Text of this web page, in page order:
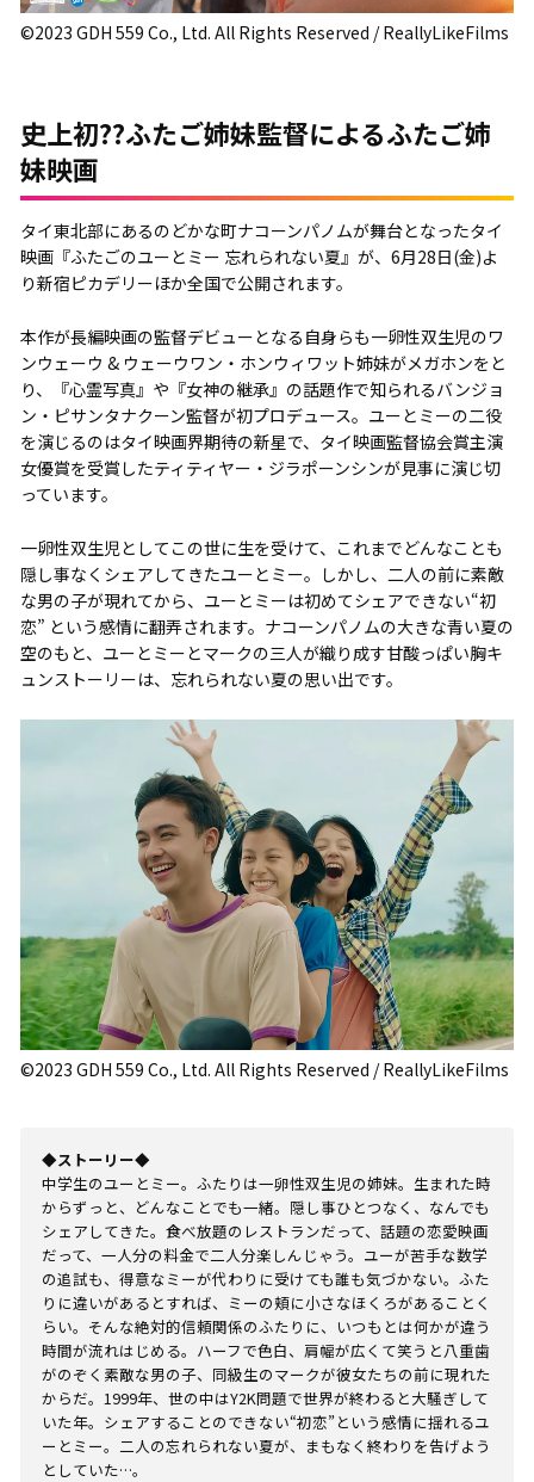
©2023 GDH 559 Co., Ltd. All Rights Reserved / ReallyLikeFilms
史上初??ふたご姉妹監督によるふたご姉
妹映画
タイ東北部にあるのどかな町ナコーンパノムが舞台となったタイ
映画『ふたごのユーとミー 忘れられない夏』が、6月28日(金)よ
り新宿ピカデリーほか全国で公開されます。
本作が長編映画の監督デビューとなる自身らも一卵性双生児のワ
ンウェーウ & ウェーウワン・ホンウィワット姉妹がメガホンをと
り、『心霊写真』や『女神の継承』の話題作で知られるバンジョ
ン・ピサンタナクーン監督が初プロデュース。ユーとミーの二役
を演じるのはタイ映画界期待の新星で、タイ映画監督協会賞主演
女優賞を受賞したティティヤー・ジラポーンシンが見事に演じ切
っています。
一卵性双生児としてこの世に生を受けて、これまでどんなことも
隠し事なくシェアしてきたユーとミー。しかし、二人の前に素敵
な男の子が現れてから、ユーとミーは初めてシェアできない“初
恋” という感情に翻弄されます。ナコーンパノムの大きな青い夏の
空のもと、ユーとミーとマークの三人が織り成す甘酸っぱい胸キ
ュンストーリーは、忘れられない夏の思い出です。
©2023 GDH 559 Co., Ltd. All Rights Reserved / ReallyLikeFilms
◆ストーリー◆
中学生のユーとミー。ふたりは一卵性双生児の姉妹。生まれた時
からずっと、どんなことでも一緒。隠し事ひとつなく、なんでも
シェアしてきた。食べ放題のレストランだって、話題の恋愛映画
だって、一人分の料金で二人分楽しんじゃう。ユーが苦手な数学
の追試も、得意なミーが代わりに受けても誰も気づかない。ふた
りに違いがあるとすれば、ミーの頬に小さなほくろがあることく
らい。そんな絶対的信頼関係のふたりに、いつもとは何かが違う
時間が流れはじめる。ハーフで色白、肩幅が広くて笑うと八重歯
がのぞく素敵な男の子、同級生のマークが彼女たちの前に現れた
からだ。1999年、世の中はY2K問題で世界が終わると大騒ぎして
いた年。シェアすることのできない“初恋”という感情に揺れるユ
ーとミー。二人の忘れられない夏が、まもなく終わりを告げよう
としていた…。